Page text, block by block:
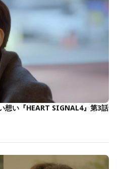
想い『HEART SIGNAL4』第3話